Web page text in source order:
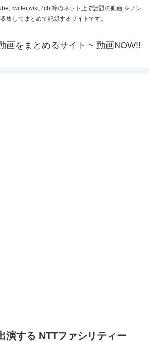
等のネット上で話題の動画 をノン
集してまとめて記録するサイトです。
画をまとめるサイト ~ 動画NOW!!
演する NTTファシリティー